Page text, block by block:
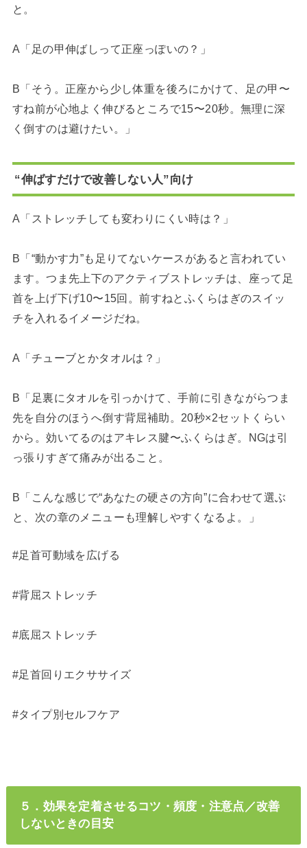
と。
A「足の甲伸ばしって正座っぽいの？」
B「そう。正座から少し体重を後ろにかけて、足の甲〜
すね前が心地よく伸びるところで15〜20秒。無理に深
く倒すのは避けたい。」
“伸ばすだけで改善しない人”向け
A「ストレッチしても変わりにくい時は？」
B「“動かす力”も足りてないケースがあると言われてい
ます。つま先上下のアクティブストレッチは、座って足
首を上げ下げ10〜15回。前すねとふくらはぎのスイッ
チを入れるイメージだね。
A「チューブとかタオルは？」
B「足裏にタオルを引っかけて、手前に引きながらつま
先を自分のほうへ倒す背屈補助。20秒×2セットくらい
から。効いてるのはアキレス腱〜ふくらはぎ。NGは引
っ張りすぎて痛みが出ること。
B「こんな感じで“あなたの硬さの方向”に合わせて選ぶ
と、次の章のメニューも理解しやすくなるよ。」
#足首可動域を広げる
#背屈ストレッチ
#底屈ストレッチ
#足首回りエクササイズ
#タイプ別セルフケア
５．効果を定着させるコツ・頻度・注意点／改善
しないときの目安